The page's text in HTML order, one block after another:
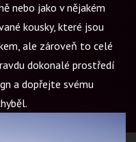
nebo jako v nějakém
kousky, které jsou
ale zároveň to celé
dokonalé prostředí
a dopřejte svému